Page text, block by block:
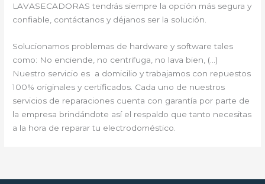
LAVASECADORAS tendrás siempre la opción más segura y
confiable, contáctanos y déjanos ser la solución.
Solucionamos problemas de hardware y software tales
como: No enciende, no centrifuga, no lava bien, (…)
Nuestro servicio es a domicilio y trabajamos con repuestos
100% originales y certificados. Cada uno de nuestros
servicios de reparaciones cuenta con garantía por parte de
la empresa brindándote así el respaldo que tanto necesitas
a la hora de reparar tu electrodoméstico.